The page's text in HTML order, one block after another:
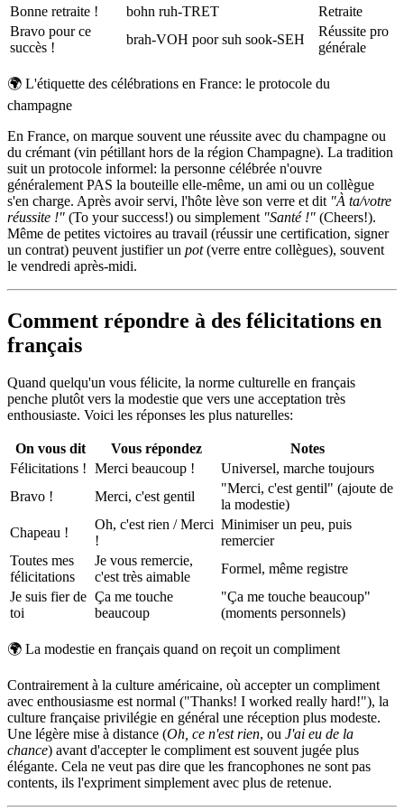
Bonne retraite !
bohn ruh-TRET
Retraite
Bravo pour ce
succès !
brah-VOH poor suh sook-SEH
Réussite pro
générale
🌍 L'étiquette des célébrations en France: le protocole du
champagne
En France, on marque souvent une réussite avec du champagne ou
du crémant (vin pétillant hors de la région Champagne). La tradition
suit un protocole informel: la personne célébrée n'ouvre
généralement PAS la bouteille elle-même, un ami ou un collègue
s'en charge. Après avoir servi, l'hôte lève son verre et dit "À ta/votre
réussite !" (To your success!) ou simplement "Santé !" (Cheers!).
Même de petites victoires au travail (réussir une certification, signer
un contrat) peuvent justifier un pot(verre entre collègues), souvent
le vendredi après-midi.
Comment répondre à des félicitations en
français
Quand quelqu'un vous félicite, la norme culturelle en français
penche plutôt vers la modestie que vers une acceptation très
enthousiaste. Voici les réponses les plus naturelles:
On vous dit Vous répondez
Notes
Félicitations ! Merci beaucoup !
Universel, marche toujours
Bravo !
Merci, c'est gentil
"Merci, c'est gentil" (ajoute de
la modestie)
Chapeau !
Oh, c'est rien / Merci
!
Minimiser un peu, puis
remercier
Toutes mes
félicitations
Je vous remercie,
c'est très aimable
Formel, même registre
Je suis fier de
toi
Ça me touche
beaucoup
"Ça me touche beaucoup"
(moments personnels)
🌍 La modestie en français quand on reçoit un compliment
Contrairement à la culture américaine, où accepter un compliment
avec enthousiasme est normal ("Thanks! I worked really hard!"), la
culture française privilégie en général une réception plus modeste.
Une légère mise à distance (Oh, ce n'est rien, ou J'ai eu de la
chance) avant d'accepter le compliment est souvent jugée plus
élégante. Cela ne veut pas dire que les francophones ne sont pas
contents, ils l'expriment simplement avec plus de retenue.